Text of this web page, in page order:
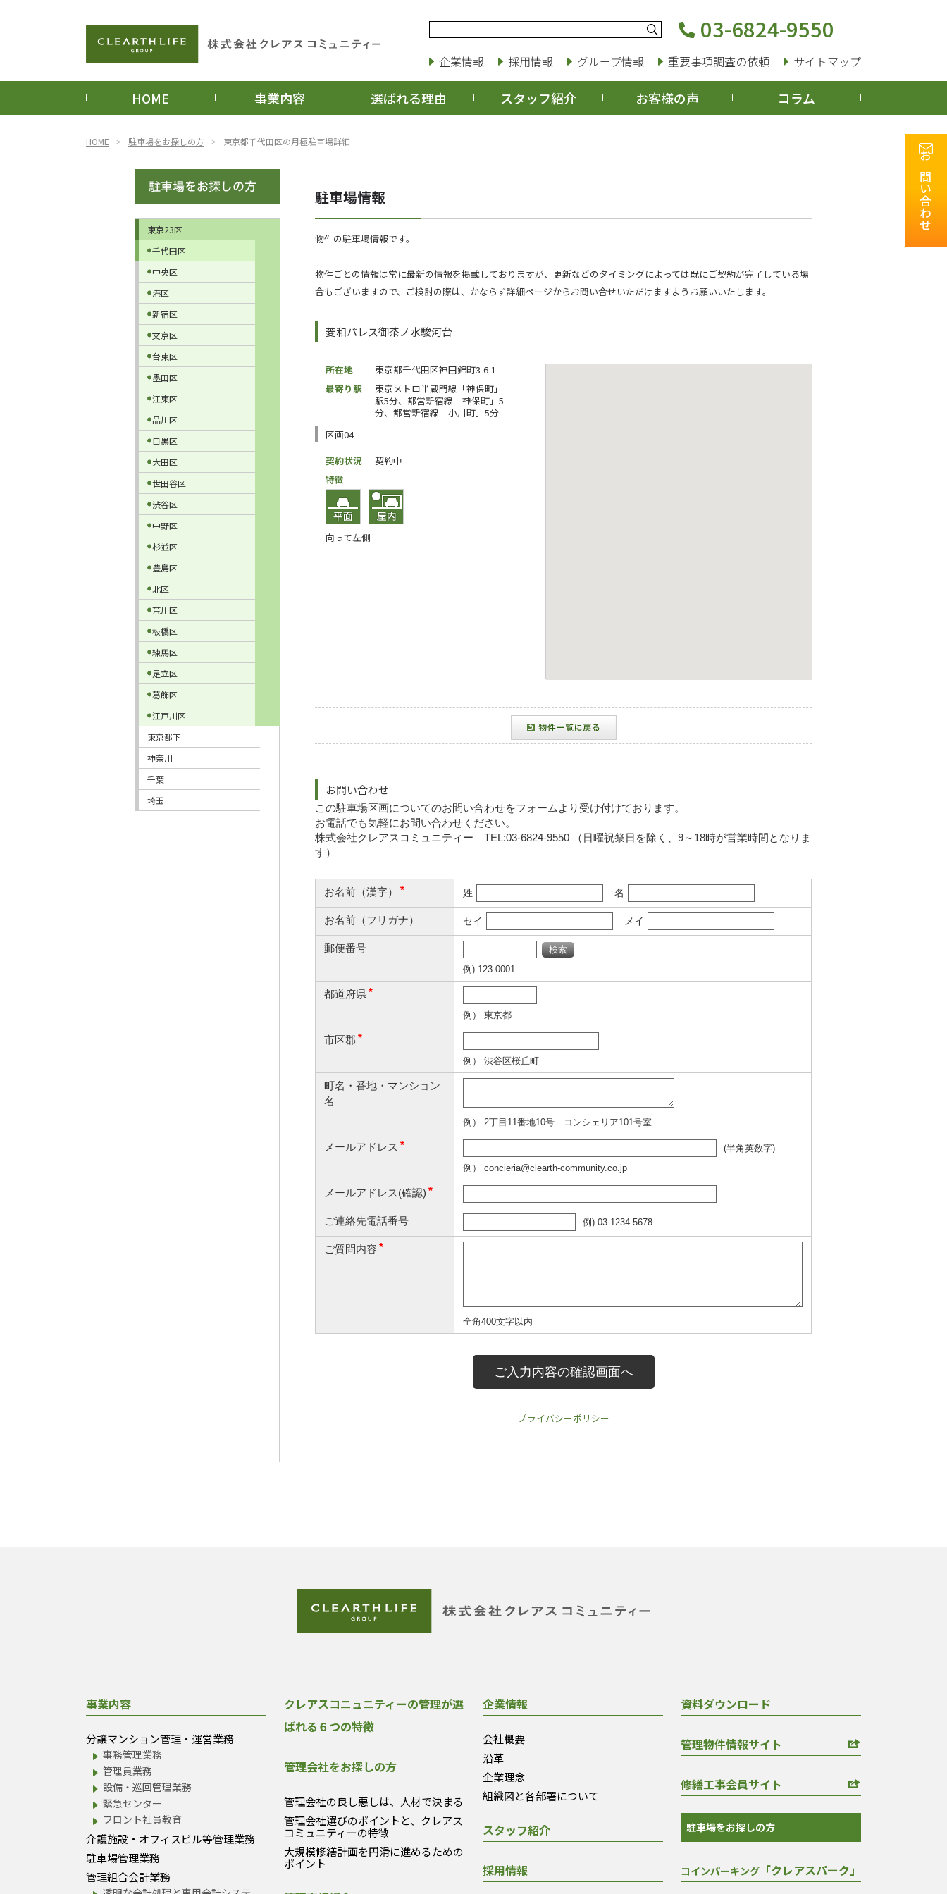
03-6824-9550
企業情報 採用情報 グループ情報 重要事項調査の依頼 サイトマップ
お問い合わせ
HOME 事業内容 選ばれる理由 スタッフ紹介 お客様の声 コラム
HOME 駐車場をお探しの方 東京都千代田区の月極駐車場詳細
物件の駐車場情報です。
物件ごとの情報は常に最新の情報を掲載しておりますが、更新などのタイミングによっては既にご契約が完了している場
合もございますので、ご検討の際は、かならず詳細ページからお問い合せいただけますようお願いいたします。
菱和パレス御茶ノ水駿河台
所在地
東京都千代田区神田錦町3-6-1
最寄り駅
東京メトロ半蔵門線「神保町」
駅5分、都営新宿線「神保町」5
分、都営新宿線「小川町」5分
区画04
契約状況
契約中
特徴
向って左側
お問い合わせ
プライバシーポリシー
東京23区
千代田区
中央区
港区
新宿区
文京区
台東区
墨田区
江東区
品川区
目黒区
大田区
世田谷区
渋谷区
中野区
杉並区
豊島区
北区
荒川区
板橋区
練馬区
足立区
葛飾区
江戸川区
東京都下
神奈川
千葉
埼玉
事業内容
分譲マンション管理・運営業務
事務管理業務
管理員業務
設備・巡回管理業務
緊急センター
フロント社員教育
介護施設・オフィスビル等管理業務
駐車場管理業務
管理組合会計業務
クレアスコニュニティーの管理が選
ばれる６つの特徴
管理会社をお探しの方
管理会社の良し悪しは、人材で決まる
管理会社選びのポイントと、クレアス
コミュニティーの特徴
大規模修繕計画を円滑に進めるための
ポイント
企業情報
会社概要
沿革
企業理念
組織図と各部署について
スタッフ紹介
採用情報
資料ダウンロード
管理物件情報サイト
修繕工事会員サイト
駐車場をお探しの方
コインパーキング「クレアスパーク」